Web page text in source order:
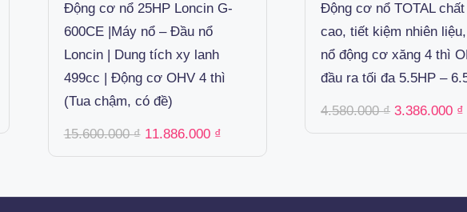
Động cơ nổ 25HP Loncin G-
600CE |Máy nổ – Đầu nổ
Loncin | Dung tích xy lanh
499cc | Động cơ OHV 4 thì
(Tua chậm, có đề)
15.600.000₫ Original
was:
11.886.000 ₫Current
is:
Động cơ nổ TOTAL
cao, tiết kiệm nhiên
nổ động cơ xăng 4 thì
đầu ra tối đa 5.5HP –
4.580.000₫ Original
was:
3.386.000 ₫